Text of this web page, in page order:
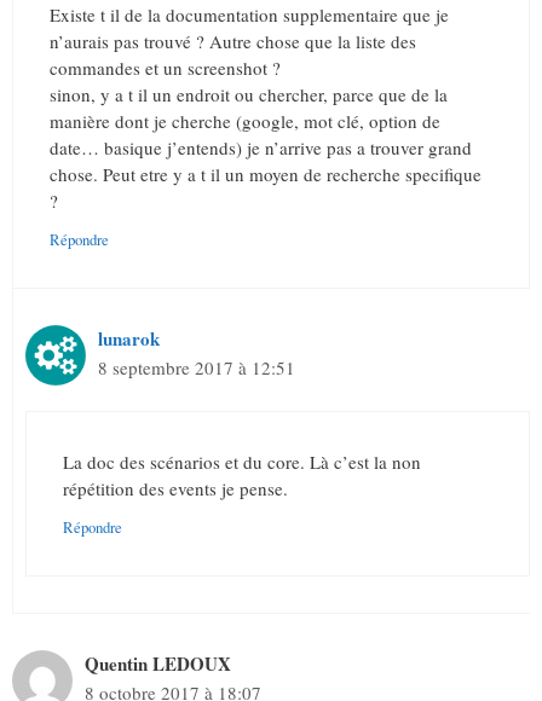
Existe t il de la documentation supplementaire que je
n’aurais pas trouvé ? Autre chose que la liste des
commandes et un screenshot ?
sinon, y a t il un endroit ou chercher, parce que de la
manière dont je cherche (google, mot clé, option de
date… basique j’entends) je n’arrive pas a trouver grand
chose. Peut etre y a t il un moyen de recherche specifique
?
Répondre
lunarok
8 septembre 2017 à 12:51
La doc des scénarios et du core. Là c’est la non
répétition des events je pense.
Répondre
Quentin LEDOUX
8 octobre 2017 à 18:07